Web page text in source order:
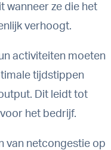
wanneer ze die het
verhoogt.
activiteiten moeten
tijdstippen
Dit leidt tot
het bedrijf.
van netcongestie op